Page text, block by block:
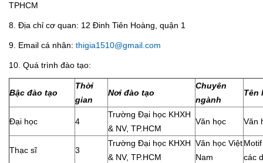
TPHCM
8. Địa chỉ cơ quan: 12 Đinh Tiên Hoàng, quận 1
9. Email cá nhân: thigia1510@gmail.com
10. Quá trình đào tạo:
Bậc đào tạo
Thời
gian
Nơi đào tạo
Chuyên
ngành
Tên
Đại học 4
Trường Đại học KHXH
& NV, TP.HCM
Văn học Văn
Thạc sĩ 3
Trường Đại học KHXH
& NV, TP.HCM
Văn học Việt
Nam
các